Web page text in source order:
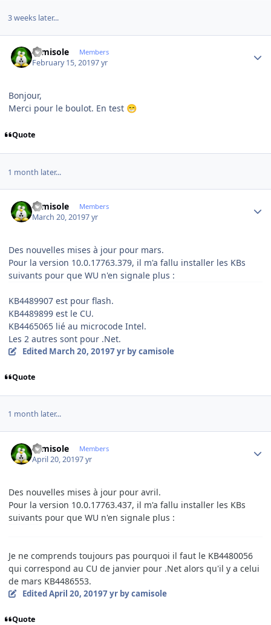
3 weeks later...
camisole Members
February 15, 20197 yr
Bonjour,
Merci pour le boulot. En test 😁
Quote
1 month later...
camisole Members
March 20, 20197 yr
Des nouvelles mises à jour pour mars.
Pour la version 10.0.17763.379, il m'a fallu installer les KBs
suivants pour que WU n'en signale plus :
KB4489907 est pour flash.
KB4489899 est le CU.
KB4465065 lié au microcode Intel.
Les 2 autres sont pour .Net.
Edited March 20, 20197 yrby camisole
Quote
1 month later...
camisole Members
April 20, 20197 yr
Des nouvelles mises à jour pour avril.
Pour la version 10.0.17763.437, il m'a fallu installer les KBs
suivants pour que WU n'en signale plus :
Je ne comprends toujours pas pourquoi il faut le KB4480056
qui correspond au CU de janvier pour .Net alors qu'il y a celui
de mars KB4486553.
EditedApril 20, 20197 yrby camisole
Quote